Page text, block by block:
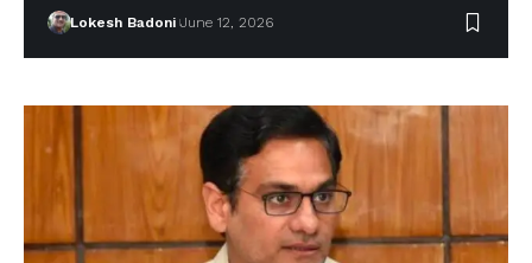
Lokesh Badoni June 12, 2026